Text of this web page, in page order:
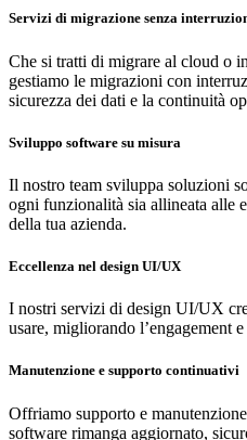
Servizi di migrazione senza
Che si tratti di migrare al cloud o
gestiamo le migrazioni con
sicurezza dei dati e la continuità
Sviluppo software su misura
Il nostro team sviluppa soluzioni
ogni funzionalità sia allineata alle
della tua azienda.
Eccellenza nel design UI/UX
I nostri servizi di design UI/UX
usare, migliorando l’engagement
Manutenzione e supporto continuativi
Offriamo supporto e
software rimanga aggiornato,